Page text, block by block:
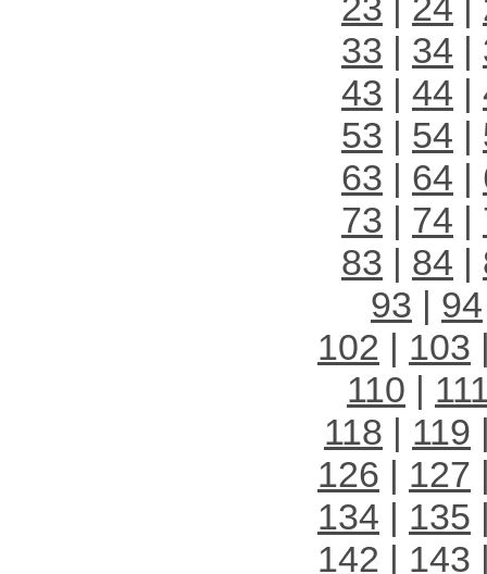
33 | 34 |
43 | 44 |
53 | 54 |
63 | 64 |
73 | 74 |
83 | 84 |
93 | 94
102 | 103
110 |
118 | 119
126 | 127
134 | 135
142 | 143